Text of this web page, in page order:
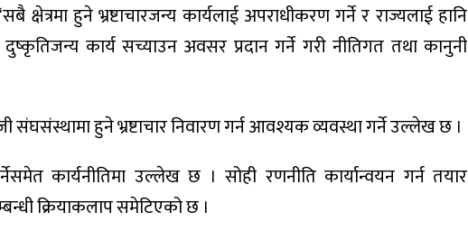
हुने भ्रष्टाचारजन्य कार्यलाई अपराधीकरण गर्ने र राज्यलाई हानि
कार्य सच्याउन अवसर प्रदान गर्ने गरी नीतिगत तथा कानुनी
संघसंस्थामा हुने भ्रष्टाचार निवारण गर्न आवश्यक व्यवस्था गर्ने उल्लेख छ ।
कार्यनीतिमा उल्लेख छ । सोही रणनीति कार्यान्वयन गर्न तयार
क्रियाकलाप समेटिएको छ ।